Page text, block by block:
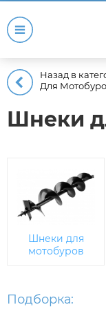
Назад в
Для
Шнеки
Шнеки для
мотобуров
Подборка: